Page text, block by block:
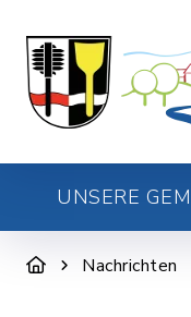
UNSERE
Nachrichten